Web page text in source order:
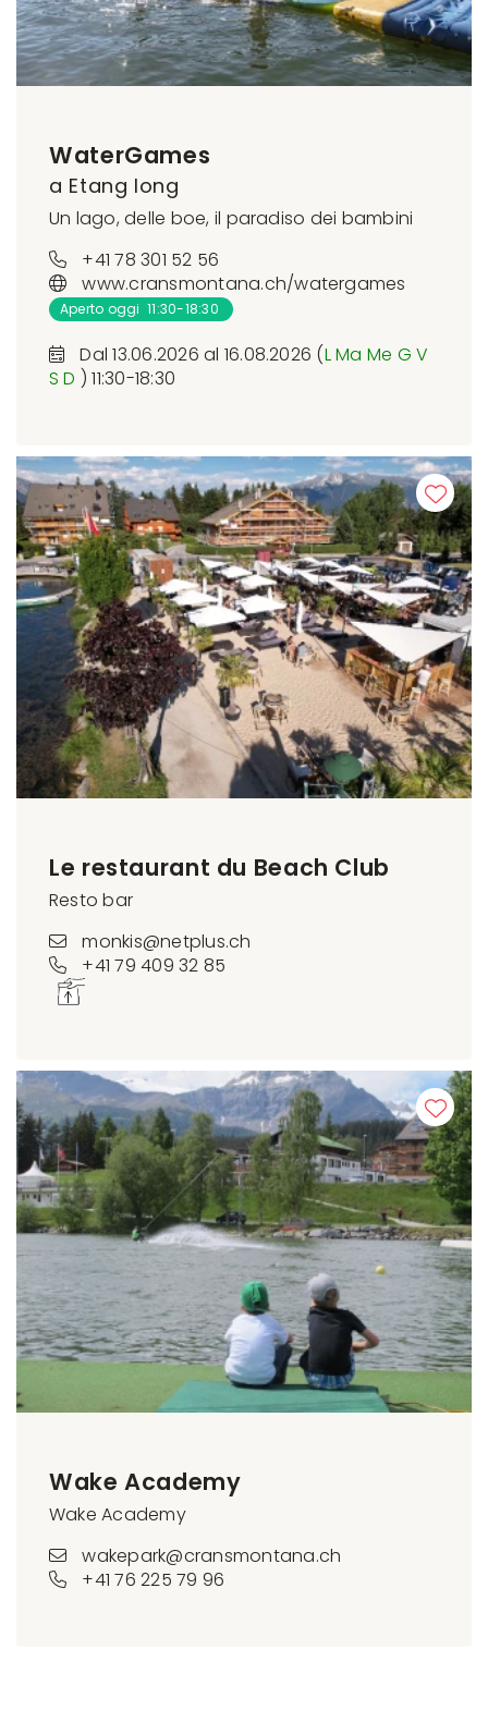
WaterGames
a Etang long
Un lago, delle boe, il paradiso dei bambini
+41 78 301 52 56
www.cransmontana.ch/watergames
Aperto oggi 11:30-18:30
Dal 13.06.2026 al 16.08.2026 (LMa Me GV
SD ) 11:30-18:30
Le restaurant du Beach Club
Resto bar
monkis@netplus.ch
+41 79 409 32 85
Wake Academy
Wake Academy
wakepark@cransmontana.ch
+41 76 225 79 96